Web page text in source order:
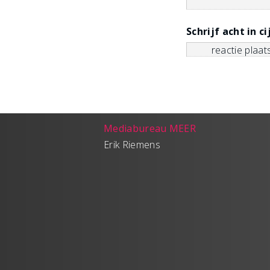
Schrijf acht in
Mediabureau MEER
Erik Riemens